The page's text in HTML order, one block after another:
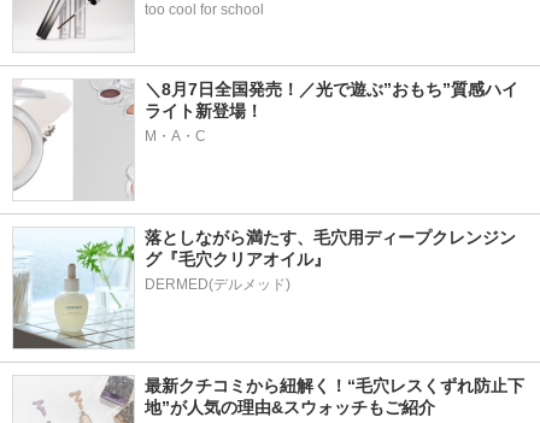
too cool for school
＼8月7日全国発売！／光で遊ぶ”おもち”質感ハイ
ライト新登場！
M・A・C
落としながら満たす、毛穴用ディープクレンジン
グ『毛穴クリアオイル』
最新クチコミから紐解く！“毛穴レスくずれ防止下
地”が人気の理由&スウォッチもご紹介